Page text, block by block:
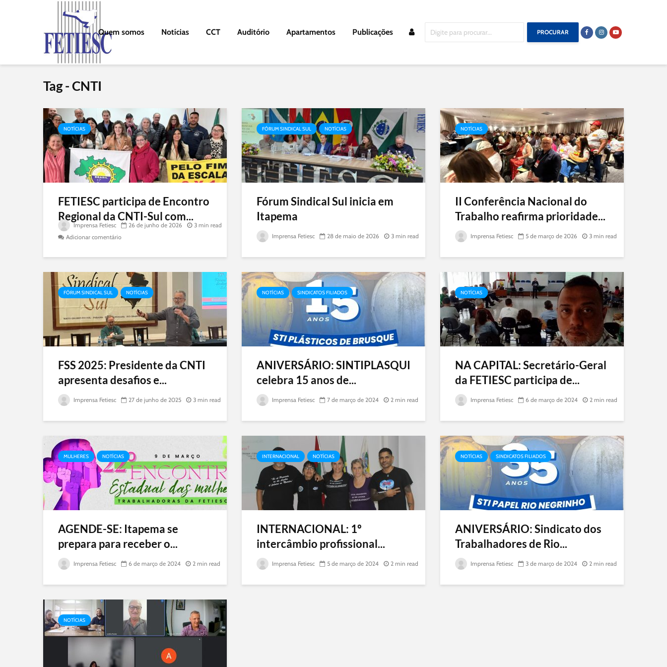
Quem somos Notícias CCT Auditório Apartamentos Publicações PROCURAR
Tag - CNTI
NOTÍCIAS
FETIESC participa de Encontro
Regional da CNTI-Sul com...
Imprensa Fetiesc 26 de junho de 2026
3 min read
Adicionar comentário
FÓRUM SINDICAL SUL NOTÍCIAS
Fórum Sindical Sul inicia em
Itapema
Imprensa Fetiesc 28 de maio de 2026 3 min read
NOTÍCIAS
II Conferência Nacional do
Trabalho reafirma prioridade...
Imprensa Fetiesc 5 de março de 2026 3 min read
FÓRUM SINDICAL SUL NOTÍCIAS
FSS 2025: Presidente da CNTI
apresenta desafios e...
Imprensa Fetiesc 27 de junho de 2025 3 min read
NOTÍCIAS SINDICATOS FILIADOS
ANIVERSÁRIO: SINTIPLASQUI
celebra 15 anos de...
Imprensa Fetiesc 7 de março de 2024 2 min read
NOTÍCIAS
NA CAPITAL: Secretário-Geral
da FETIESC participa de...
Imprensa Fetiesc 6 de março de 2024 2 min read
MULHERES NOTÍCIAS
AGENDE-SE: Itapema se
prepara para receber o...
Imprensa Fetiesc 6 de março de 2024 2 min read
INTERNACIONAL NOTÍCIAS
INTERNACIONAL: 1º
intercâmbio profissional...
Imprensa Fetiesc 5 de março de 2024 2 min read
NOTÍCIAS SINDICATOS FILIADOS
ANIVERSÁRIO: Sindicato dos
Trabalhadores de Rio...
Imprensa Fetiesc 3 de março de 2024 2 min read
NOTÍCIAS